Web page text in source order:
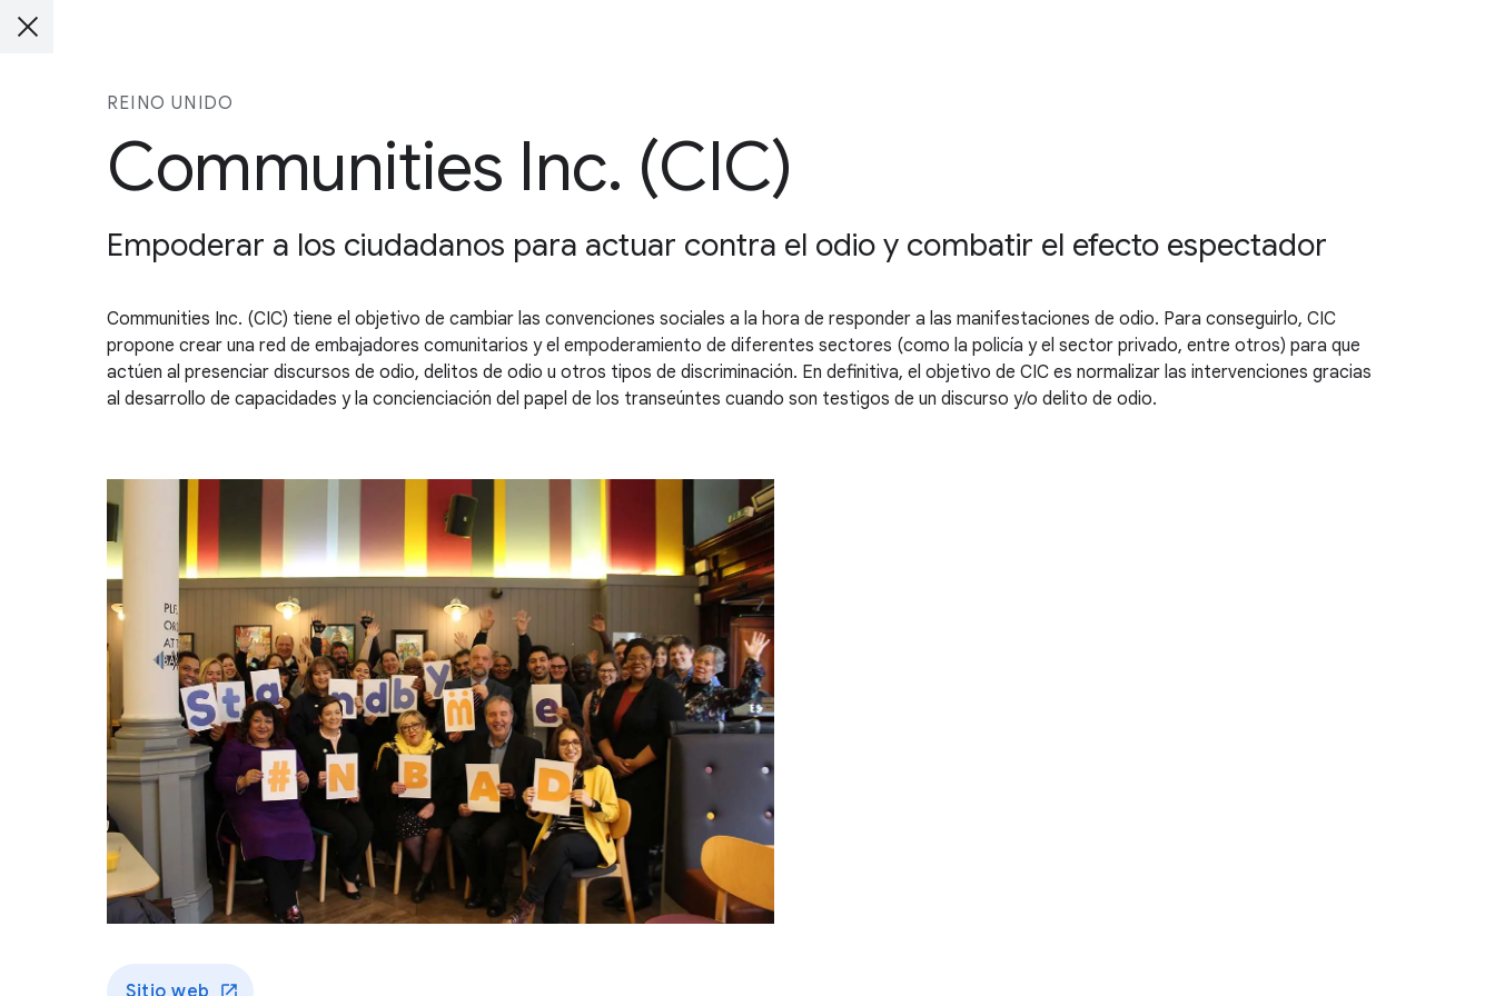
REINO UNIDO
Communities Inc. (CIC)
Empoderar a los ciudadanos para actuar contra el odio y combatir el efecto espectador
Communities Inc. (CIC) tiene el objetivo de cambiar las convenciones sociales a la hora de responder a las manifestaciones de odio. Para conseguirlo, CIC
propone crear una red de embajadores comunitarios y el empoderamiento de diferentes sectores (como la policía y el sector privado, entre otros) para que
actúen al presenciar discursos de odio, delitos de odio u otros tipos de discriminación. En definitiva, el objetivo de CIC es normalizar las intervenciones gracias
al desarrollo de capacidades y la concienciación del papel de los transeúntes cuando son testigos de un discurso y/o delito de odio.